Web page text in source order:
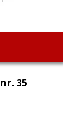
35